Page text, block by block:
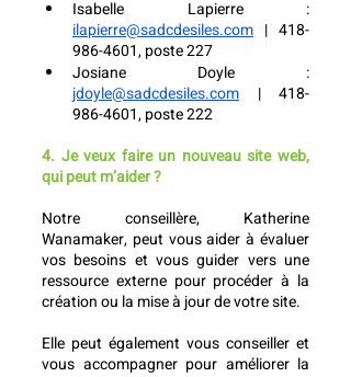
ilapierre@sadcdesiles.com | 418-
986-4601, poste 227
jdoyle@sadcdesiles.com | 418-
986-4601, poste 222
4. Je veux faire un nouveau site web,
qui peut m’aider ?
Notre conseillère, Katherine
Wanamaker, peut vous aider à évaluer
vos besoins et vous guider vers une
ressource externe pour procéder à la
création ou la mise à jour de votre site.
Elle peut également vous conseiller et
vous accompagner pour améliorer la